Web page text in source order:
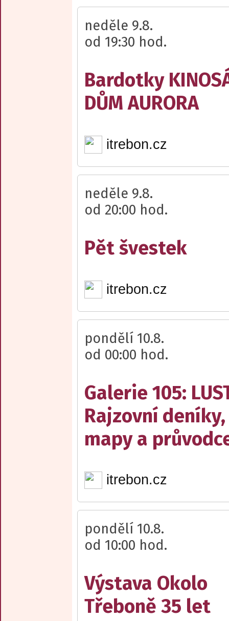
neděle 9.8.
od 19:30 hod.
Bardotky
DŮM AURORA
itrebon.cz
neděle 9.8.
od 20:00 hod.
Pět švestek
itrebon.cz
pondělí 10.8.
od 00:00 hod.
Galerie 105:
Rajzovní deníky,
mapy a
itrebon.cz
pondělí 10.8.
od 10:00 hod.
Výstava Okolo
Třeboně 35 let